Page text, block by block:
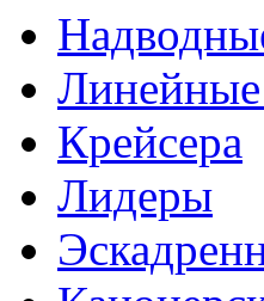
Линейные
Крейсера
Лидеры